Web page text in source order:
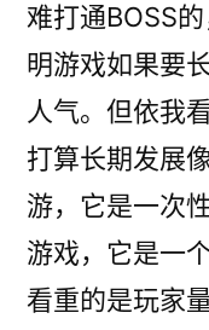
难打通BOSS
明游戏如果要
人气。但依我
打算长期发展
游，它是一次
游戏，它是一
看重的是玩家